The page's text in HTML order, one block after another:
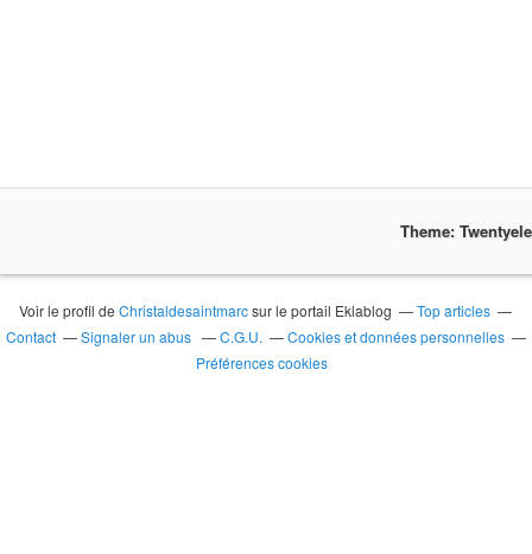
Theme:
Voir le profil deChristaldesaintmarcsur le portail Eklablog
Top articles
Contact
Signaler un abus C.G.U.
Cookies et données personnelles
Préférences cookies